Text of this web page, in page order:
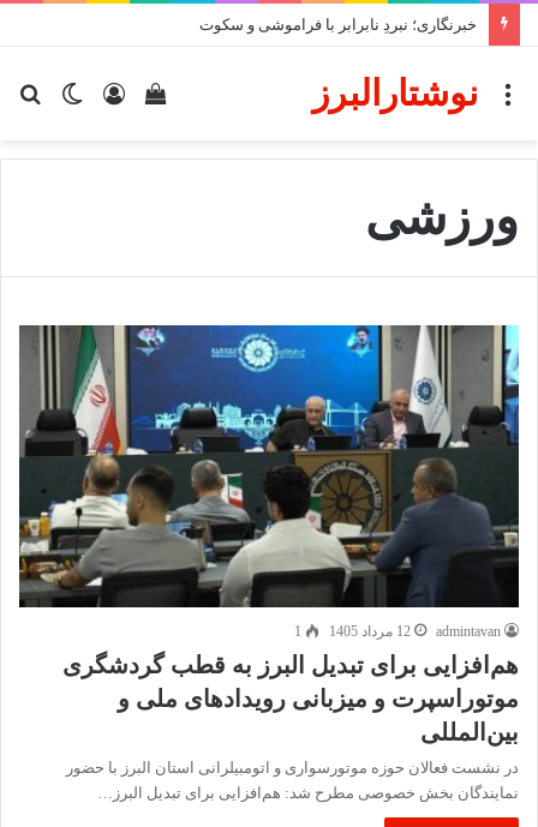
خبرنگاری؛ نبردِ نابرابر با فراموشی و سکوت
تغییر
ورود
دیدن
خرید
نوشتارالبرزمنو
ورزشی
admintavan 12 مرداد 1405 1
هم‌افزایی برای تبدیل البرز به قطب گردشگری
موتوراسپرت و میزبانی رویدادهای ملی و
بین‌المللی
در نشست فعالان حوزه موتورسواری و اتومبیلرانی استان البرز با حضور
نمایندگان بخش خصوصی مطرح شد: هم‌افزایی برای تبدیل البرز…